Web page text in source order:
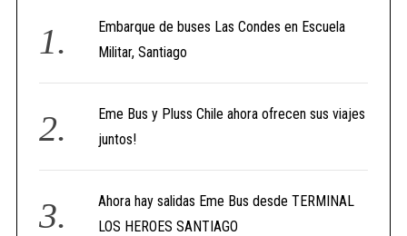
Embarque de buses Las Condes en Escuela
Militar, Santiago
Eme Bus y Pluss Chile ahora ofrecen sus viajes
juntos!
Ahora hay salidas Eme Bus desde TERMINAL
LOS HEROES SANTIAGO